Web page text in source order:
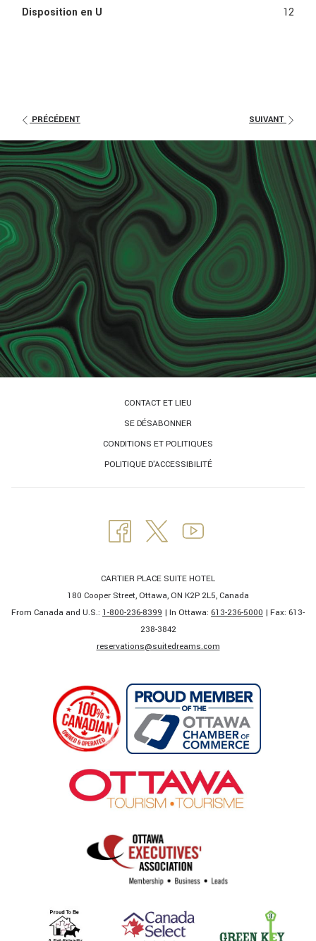
Disposition en U 12
PRÉCÉDENT SUIVANT
CONTACT ET LIEU
SE DÉSABONNER
CONDITIONS ET POLITIQUES
POLITIQUE D'ACCESSIBILITÉ
CARTIER PLACE SUITE HOTEL
180 Cooper Street, Ottawa, ON K2P 2L5, Canada
From Canada and U.S.: 1-800-236-8399 | In Ottawa: 613-236-5000 | Fax: 613-
238-3842​
​reservations@suitedreams.com